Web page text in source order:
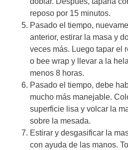
reposo por 15 minutos.
Pasado el tiempo,
anterior, estirar la masa y
veces más. Luego tapar el
o bee wrap y llevar a la
menos 8 horas.
Pasado el tiempo, debe
mucho más manejable.
superficie lisa y volcar la
sobre la mesada.
Estirar y desgasificar la
con ayuda de las manos.